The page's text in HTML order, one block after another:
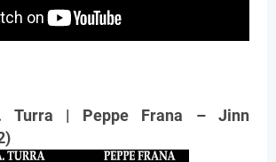
Turra | Peppe Frana – Jinn